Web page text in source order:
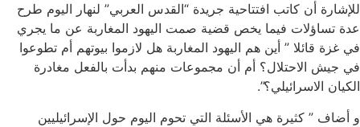
للإشارة أن كاتب افتتاحية جريدة “القدس العربي” لنهار اليوم طرح
عدة تساؤلات فيما يخص قضية صمت اليهود المغاربة عن ما يجري
في غزة قائلا ” أين هم اليهود المغاربة هل لازموا بيوتهم أم تطوعوا
في جيش الاحتلال؟ أم أن مجموعات منهم بدأت بالفعل مغادرة
الكيان الاسرائيلي؟”.
و أضاف ” كثيرة هي الأسئلة التي تحوم اليوم حول الإسرائيليين